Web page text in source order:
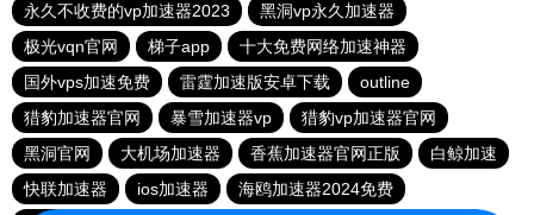
永久不收费的vp加速器2023
黑洞vp永久加速器
极光vqn官网
梯子app
十大免费网络加速神器
国外vps加速免费
雷霆加速版安卓下载
outline
猎豹加速器官网
暴雪加速器vp
猎豹vp加速器官网
黑洞官网
大机场加速器 香蕉加速器官网正版
白鲸加速
快联加速器
ios加速器 海鸥加速器2024免费